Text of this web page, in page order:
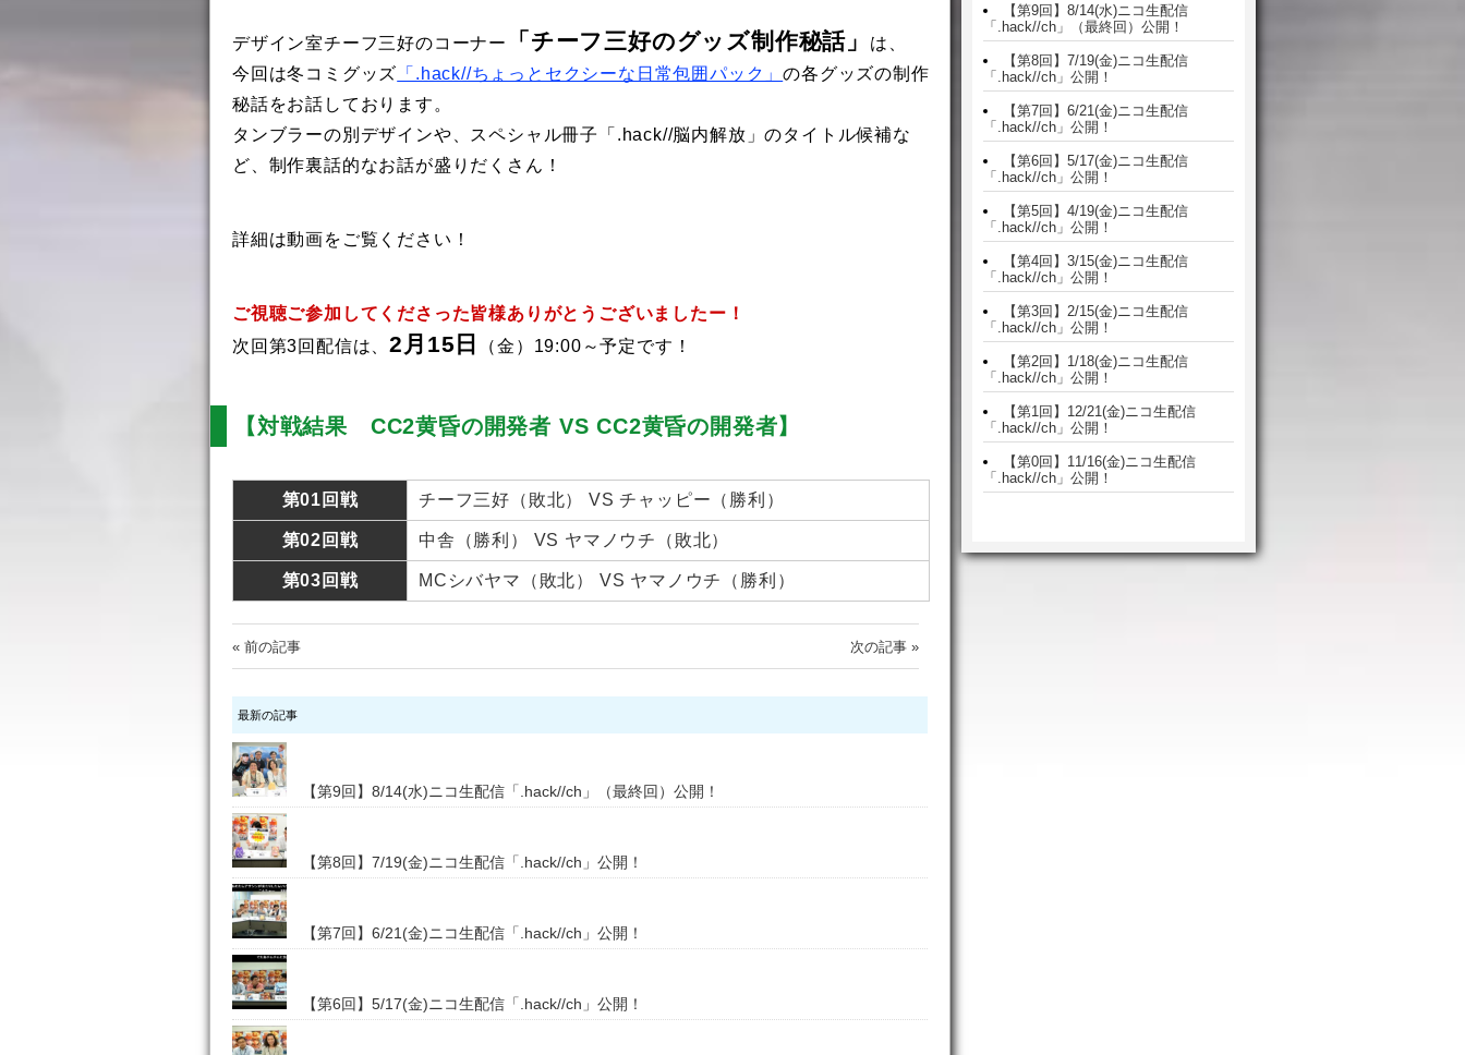
デザイン室チーフ三好のコーナー 「チーフ三好のグッズ制作秘話」
は、
今回は冬コミグッズ 「.hack//ちょっとセクシーな日常包囲パック」の各グッズの制作
秘話をお話しております。
タンブラーの別デザインや、スペシャル冊子「.hack//脳内解放」のタイトル候補な
ど、制作裏話的なお話が盛りだくさん！
詳細は動画をご覧ください！
ご視聴ご参加してくださった皆様ありがとうございましたー！
次回第3回配信は、2月15日 （金）19:00～予定です！
【対戦結果 CC2黄昏の開発者 VS CC2黄昏の開発者】
第01回戦 チーフ三好（敗北） VS チャッピー（勝利）
第02回戦 中舎（勝利） VS ヤマノウチ（敗北）
第03回戦 MCシバヤマ（敗北） VS ヤマノウチ（勝利）
« 前の記事 次の記事 »
最新の記事
【第9回】8/14(水)ニコ生配信「.hack//ch」（最終回）公開！
【第8回】7/19(金)ニコ生配信「.hack//ch」公開！
【第7回】6/21(金)ニコ生配信「.hack//ch」公開！
【第6回】5/17(金)ニコ生配信「.hack//ch」公開！
【第9回】8/14(水)ニコ生配信
「.hack//ch」（最終回）公開！
【第8回】7/19(金)ニコ生配信
「.hack//ch」公開！
【第7回】6/21(金)ニコ生配信
「.hack//ch」公開！
【第6回】5/17(金)ニコ生配信
「.hack//ch」公開！
【第5回】4/19(金)ニコ生配信
「.hack//ch」公開！
【第4回】3/15(金)ニコ生配信
「.hack//ch」公開！
【第3回】2/15(金)ニコ生配信
「.hack//ch」公開！
【第2回】1/18(金)ニコ生配信
「.hack//ch」公開！
【第1回】12/21(金)ニコ生配信
「.hack//ch」公開！
【第0回】11/16(金)ニコ生配信
「.hack//ch」公開！